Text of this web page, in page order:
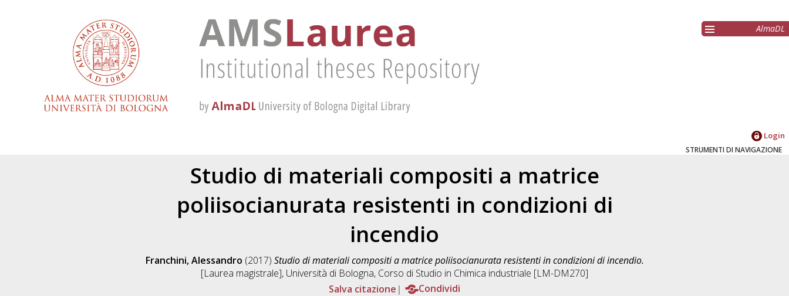
AlmaDL
Login
STRUMENTI DI NAVIGAZIONE
Studio di materiali compositi a matrice
poliisocianurata resistenti in condizioni di
incendio
Franchini, Alessandro (2017) Studio di materiali compositi a matrice poliisocianurata resistenti in condizioni di incendio.
[Laurea magistrale], Università di Bologna, Corso di Studio in Chimica industriale [LM-DM270]
Salva citazione
Condividi